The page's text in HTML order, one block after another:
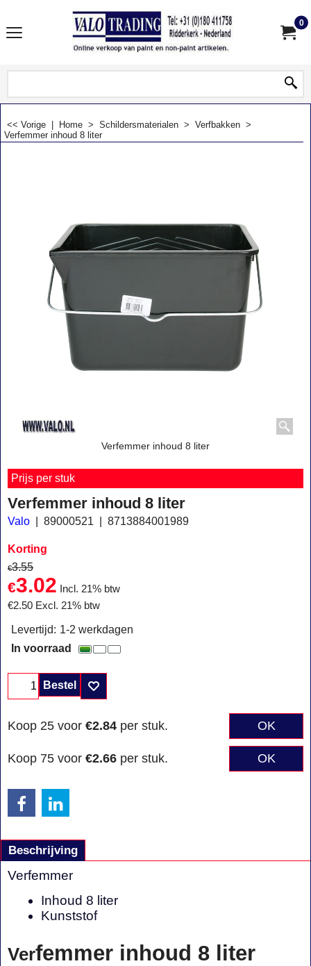
0
<< Vorige Home > Schildersmaterialen > Verfbakken >
Verfemmer inhoud 8 liter
Verfemmer inhoud 8 liter
Prijs per stuk
Verfemmer inhoud 8 liter
Valo 89000521 8713884001989
Korting
€3.55
€3.02
Incl. 21% btw
€2.50 Excl. 21% btw
Levertijd: 1-2 werkdagen
In voorraad
Bestel
Koop 25 voor €2.84 per stuk. OK
Koop 75 voor €2.66 per stuk. OK
Beschrijving
Verfemmer
Inhoud 8 liter
Kunststof
Verfemmer inhoud 8 liter